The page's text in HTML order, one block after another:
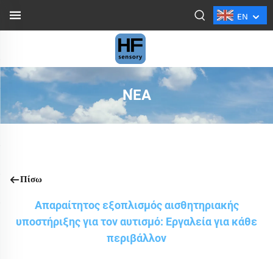
EN
ΝΈΑ
Πίσω
Απαραίτητος εξοπλισμός αισθητηριακής
υποστήριξης για τον αυτισμό: Εργαλεία για κάθε
περιβάλλον